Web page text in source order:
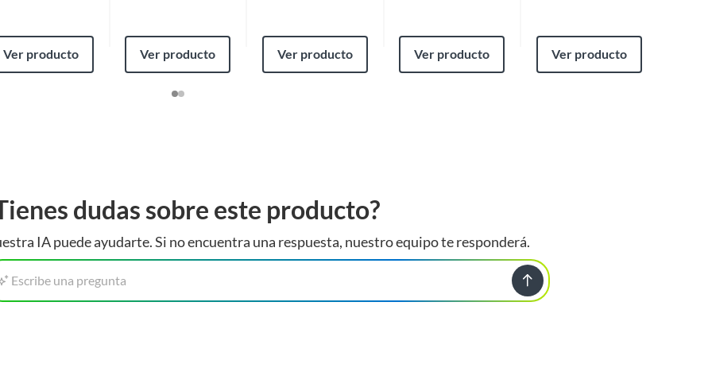
Ver producto Ver producto Ver producto Ver producto Ver producto
dudas sobre este producto?
IA puede ayudarte. Si no encuentra una respuesta, nuestro equipo te responderá.
Escribe una pregunta